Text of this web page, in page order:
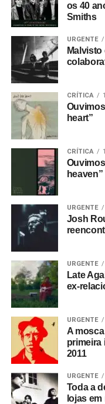
os 40
Smiths
URGENTE
CRÍTICA
heart”
CRÍTICA
heaven”
URGENTE
Josh
URGENTE
Late
ex-
URGENTE
A
primeira
2011
URGENTE
Toda a
lojas